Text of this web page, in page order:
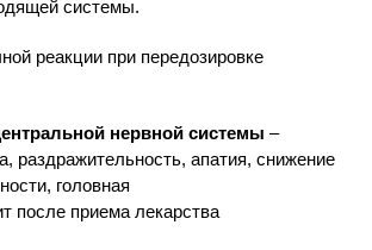
системы.
реакции при передозировке
нервной системы –
раздражительность, апатия, снижение
головная